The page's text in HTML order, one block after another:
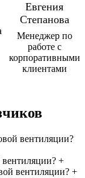
Евгения
Степанова
Менеджер по
работе с
корпоративными
клиентами
вентиляции?
+
вентиляции? +